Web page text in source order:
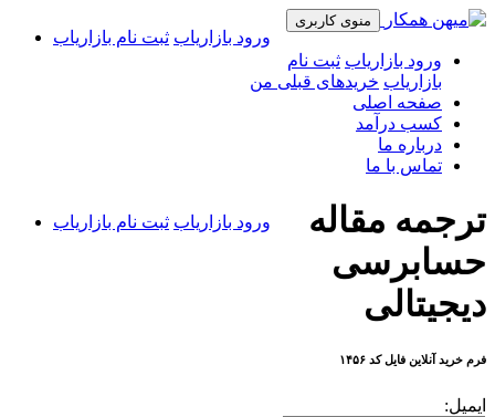
منوی کاربری
ورود بازاریاب ثبت نام بازاریاب
ورود بازاریاب ثبت نام
بازاریاب خریدهای قبلی من
صفحه اصلی
کسب درآمد
درباره ما
تماس با ما
ورود بازاریاب ثبت نام بازاریاب
ترجمه مقاله
حسابرسی
دیجیتالی
فرم خرید آنلاین فایل کد ۱۴۵۶
ایمیل: